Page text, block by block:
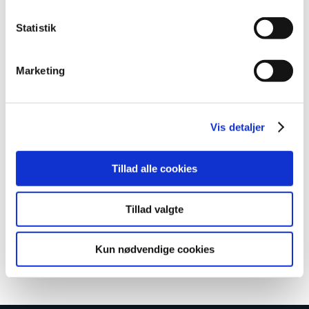
Statistik
Marketing
Vis detaljer
Tillad alle cookies
Tillad valgte
Kun nødvendige cookies
Kontakt os for oprettelse
AMU kundeservice
AMU-service@tradium.dk